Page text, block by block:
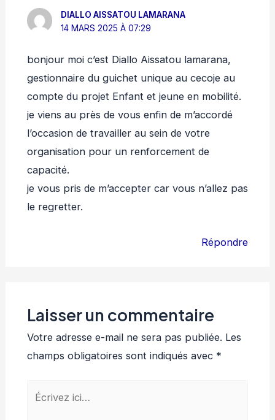
DIALLO AISSATOU LAMARANA
14 MARS 2025 À 07:29
bonjour moi c’est Diallo Aissatou lamarana,
gestionnaire du guichet unique au cecoje au
compte du projet Enfant et jeune en mobilité.
je viens au près de vous enfin de m’accordé
l’occasion de travailler au sein de votre
organisation pour un renforcement de
capacité.
je vous pris de m’accepter car vous n’allez pas
le regretter.
Répondre
Laisser un commentaire
Votre adresse e-mail ne sera pas publiée. Les
champs obligatoires sont indiqués avec *
Écrivez